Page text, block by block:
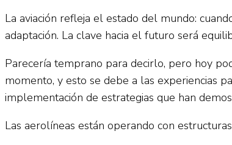
La aviación refleja el estado del mundo:
adaptación. La clave hacia el futuro será
Parecería temprano para decirlo, pero hoy
momento, y esto se debe a las experiencias
implementación de estrategias que han
Las aerolíneas están operando con